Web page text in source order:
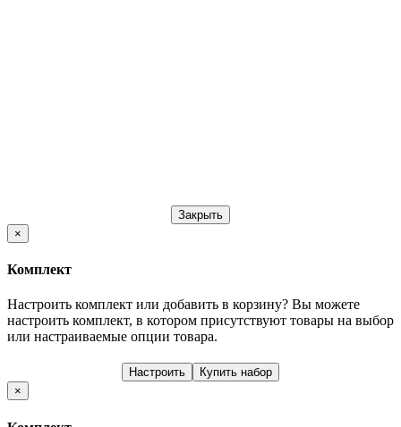
Закрыть
×
Комплект
Настроить комплект или добавить в корзину? Вы можете
настроить комплект, в котором присутствуют товары на выбор
или настраиваемые опции товара.
Настроить
Купить набор
×